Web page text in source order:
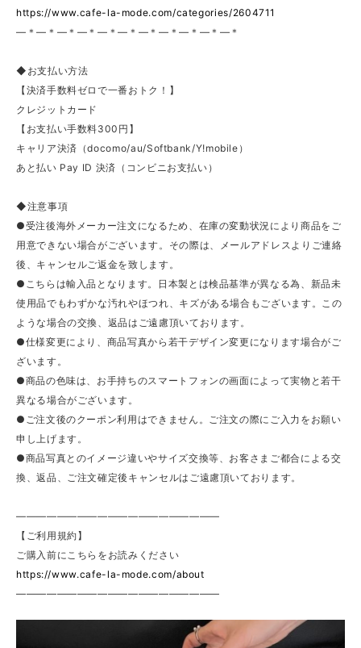
https://www.cafe-la-mode.com/categories/2604711
—＊—＊—＊—＊—＊—＊—＊—＊—＊—＊—＊
◆お支払い方法
【決済手数料ゼロで一番おトク！】
クレジットカード
【お支払い手数料300円】
キャリア決済（docomo/au/Softbank/Y!mobile）
あと払い Pay ID 決済（コンビニお支払い）
◆注意事項
●受注後海外メーカー注文になるため、在庫の変動状況により商品をご
用意できない場合がございます。その際は、メールアドレスよりご連絡
後、キャンセルご返金を致します。
●こちらは輸入品となります。日本製とは検品基準が異なる為、新品未
使用品でもわずかな汚れやほつれ、キズがある場合もございます。この
ような場合の交換、返品はご遠慮頂いております。
●仕様変更により、商品写真から若干デザイン変更になります場合がご
ざいます。
●商品の色味は、お手持ちのスマートフォンの画面によって実物と若干
異なる場合がございます。
●ご注文後のクーポン利用はできません。ご注文の際にご入力をお願い
申し上げます。
●商品写真とのイメージ違いやサイズ交換等、お客さまご都合による交
換、返品、ご注文確定後キャンセルはご遠慮頂いております。
————————————————————
【ご利用規約】
ご購入前にこちらをお読みください
https://www.cafe-la-mode.com/about
————————————————————